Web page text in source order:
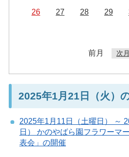
26 27 28 29
前月 次月
2025年1月21日（火）
2025年1月11日（土曜日） ～
日） かのやばら園フラワーマ
表会」の開催